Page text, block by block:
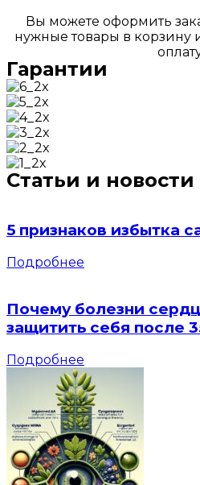
Вы можете оформить
нужные товары в корзину
Гарантии
Статьи и новости
5 признаков избытка
Подробнее
Почему болезни
защитить себя после
Подробнее